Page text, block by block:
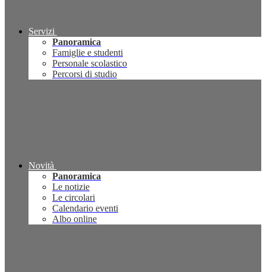
Servizi
Panoramica
Famiglie e studenti
Personale scolastico
Percorsi di studio
Novità
Panoramica
Le notizie
Le circolari
Calendario eventi
Albo online